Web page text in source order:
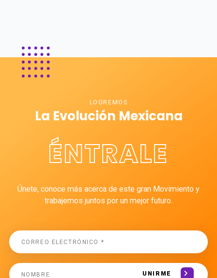
LOGREMOS
La Evolución Mexicana
ÉNTRALE
Únete, conoce más acerca de este gran Movimiento y
trabajemos juntos por un mejor futuro.
UNIRME